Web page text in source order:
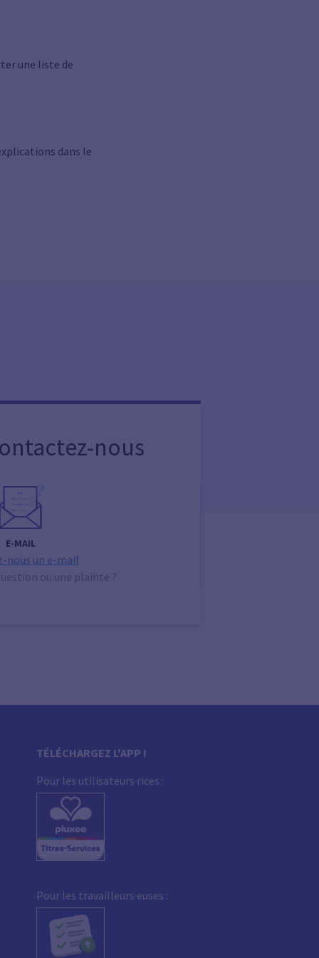
une liste de
dans le
nous
E-MAIL
nous un e-mail
ou une plainte ?
TÉLÉCHARGEZ L'APP !
Pour les utilisateurs·rices :
Pour les travailleurs·euses :